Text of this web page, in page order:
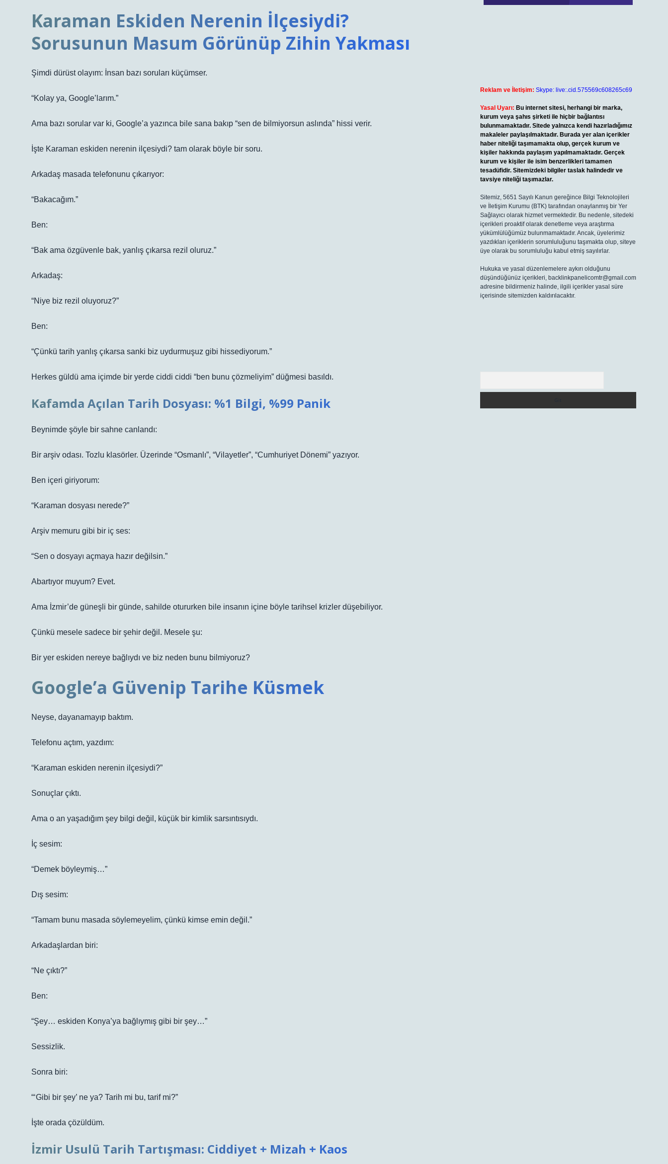
Karaman Eskiden Nerenin İlçesiydi?
Sorusunun Masum Görünüp Zihin Yakması
Şimdi dürüst olayım: İnsan bazı soruları küçümser.
“Kolay ya, Google’larım.”
Ama bazı sorular var ki, Google’a yazınca bile sana bakıp “sen de bilmiyorsun aslında” hissi verir.
İşte Karaman eskiden nerenin ilçesiydi? tam olarak böyle bir soru.
Arkadaş masada telefonunu çıkarıyor:
“Bakacağım.”
Ben:
“Bak ama özgüvenle bak, yanlış çıkarsa rezil oluruz.”
Arkadaş:
“Niye biz rezil oluyoruz?”
Ben:
“Çünkü tarih yanlış çıkarsa sanki biz uydurmuşuz gibi hissediyorum.”
Herkes güldü ama içimde bir yerde ciddi ciddi “ben bunu çözmeliyim” düğmesi basıldı.
Kafamda Açılan Tarih Dosyası: %1 Bilgi, %99 Panik
Beynimde şöyle bir sahne canlandı:
Bir arşiv odası. Tozlu klasörler. Üzerinde “Osmanlı”, “Vilayetler”, “Cumhuriyet Dönemi” yazıyor.
Ben içeri giriyorum:
“Karaman dosyası nerede?”
Arşiv memuru gibi bir iç ses:
“Sen o dosyayı açmaya hazır değilsin.”
Abartıyor muyum? Evet.
Ama İzmir’de güneşli bir günde, sahilde otururken bile insanın içine böyle tarihsel krizler düşebiliyor.
Çünkü mesele sadece bir şehir değil. Mesele şu:
Bir yer eskiden nereye bağlıydı ve biz neden bunu bilmiyoruz?
Google’a Güvenip Tarihe Küsmek
Neyse, dayanamayıp baktım.
Telefonu açtım, yazdım:
“Karaman eskiden nerenin ilçesiydi?”
Sonuçlar çıktı.
Ama o an yaşadığım şey bilgi değil, küçük bir kimlik sarsıntısıydı.
İç sesim:
“Demek böyleymiş…”
Dış sesim:
“Tamam bunu masada söylemeyelim, çünkü kimse emin değil.”
Arkadaşlardan biri:
“Ne çıktı?”
Ben:
“Şey… eskiden Konya’ya bağlıymış gibi bir şey…”
Sessizlik.
Sonra biri:
“‘Gibi bir şey’ ne ya? Tarih mi bu, tarif mi?”
İşte orada çözüldüm.
İzmir Usulü Tarih Tartışması: Ciddiyet + Mizah + Kaos
Reklam ve İletişim: Skype: live:.cid.575569c608265c69
Yasal Uyarı: Bu internet sitesi, herhangi bir marka,
kurum veya şahıs şirketi ile hiçbir bağlantısı
bulunmamaktadır. Sitede yalnızca kendi hazırladığımız
makaleler paylaşılmaktadır. Burada yer alan içerikler
haber niteliği taşımamakta olup, gerçek kurum ve
kişiler hakkında paylaşım yapılmamaktadır. Gerçek
kurum ve kişiler ile isim benzerlikleri tamamen
tesadüfidir. Sitemizdeki bilgiler taslak halindedir ve
tavsiye niteliği taşımazlar.
Sitemiz, 5651 Sayılı Kanun gereğince Bilgi Teknolojileri
ve İletişim Kurumu (BTK) tarafından onaylanmış bir Yer
Sağlayıcı olarak hizmet vermektedir. Bu nedenle, sitedeki
içerikleri proaktif olarak denetleme veya araştırma
yükümlülüğümüz bulunmamaktadır. Ancak, üyelerimiz
yazdıkları içeriklerin sorumluluğunu taşımakta olup, siteye
üye olarak bu sorumluluğu kabul etmiş sayılırlar.
Hukuka ve yasal düzenlemelere aykırı olduğunu
düşündüğünüz içerikleri, backlinkpanelicomtr@gmail.com
adresine bildirmeniz halinde, ilgili içerikler yasal süre
içerisinde sitemizden kaldırılacaktır.